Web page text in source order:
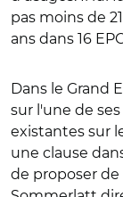
pas moins de
ans dans 16
Dans le Grand
sur l'une de
existantes sur
une clause
de proposer de